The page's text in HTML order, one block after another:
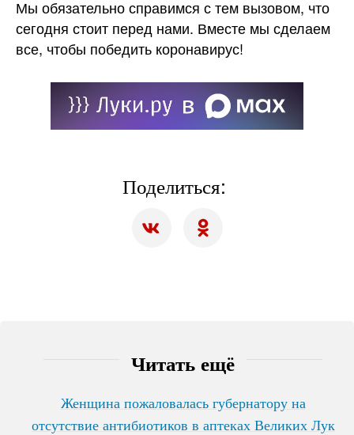
Мы обязательно справимся с тем вызовом, что
сегодня стоит перед нами. Вместе мы сделаем
все, чтобы победить коронавирус!
Поделиться:
Читать ещё
Женщина пожаловалась губернатору на
отсутствие антибиотиков в аптеках Великих Лук